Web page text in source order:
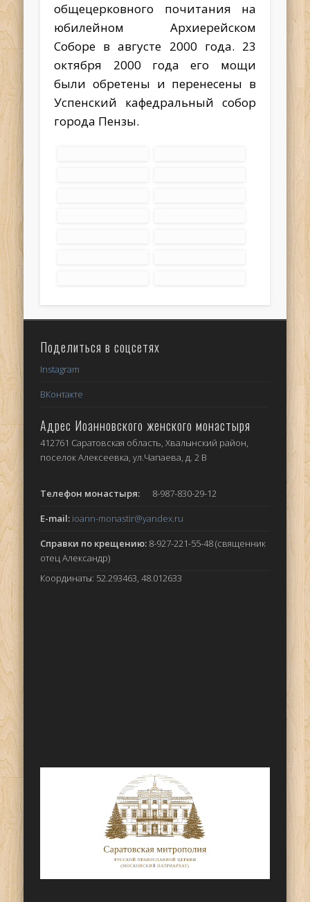
общецерковного почитания на
юбилейном Архиерейском
Соборе в августе 2000 года. 23
октября 2000 года его мощи
были обретены и перенесены в
Успенский кафедральный собор
города Пензы.
Поделиться в соцсетях
Instagram
ВКонтакте
Адрес Иоанновского женского монастыря
412761 Саратовская область, Хвалынский район,
поселок Алексеевка, ул.Чапаева, д. 2 В
Телефон монастыря:
8-987-830-29-12
E-mail: ioann-monastir@yandex.ru
Справки по крещению: 8-927-221-55-48 (священник
отец Александр)
Координаты: 52.293463, 48.012633